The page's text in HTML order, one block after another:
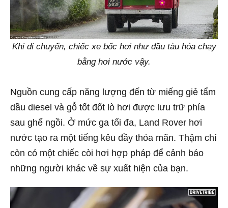
Khi di chuyển, chiếc xe bốc hơi như đầu tàu hỏa chạy
bằng hơi nước vậy.
Nguồn cung cấp năng lượng đến từ miếng giẻ tẩm
dầu diesel và gỗ tốt đốt lò hơi được lưu trữ phía
sau ghế ngồi. Ở mức ga tối đa, Land Rover hơi
nước tạo ra một tiếng kêu đầy thỏa mãn. Thậm chí
còn có một chiếc còi hơi hợp pháp để cảnh báo
những người khác về sự xuất hiện của bạn.